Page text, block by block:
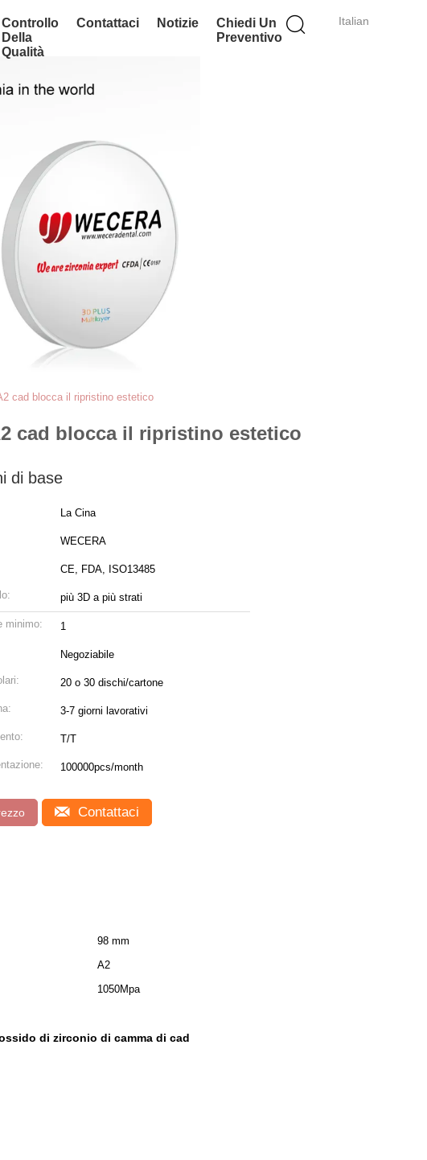
Italian
Controllo
Della
Qualità
Contattaci Notizie
Chiedi Un
Preventivo
cad blocca il ripristino estetico
cad blocca il ripristino estetico
di base
La Cina
WECERA
CE, FDA, ISO13485
più 3D a più strati
minimo: 1
Negoziabile
20 o 30 dischi/cartone
3-7 giorni lavorativi
T/T
100000pcs/month
Contattaci
98 mm
A2
1050Mpa
di zirconio di camma di cad